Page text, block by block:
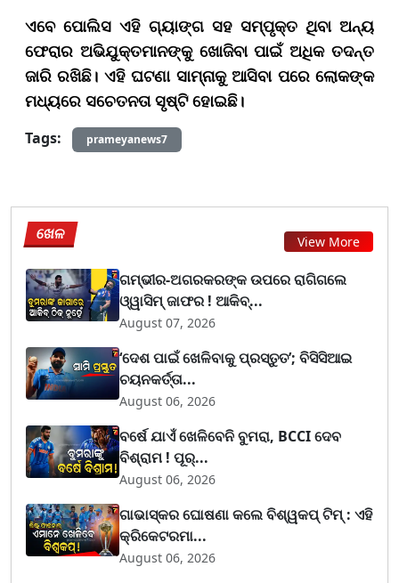
ଏବେ ପୋଲିସ ଏହି ଗ୍ୟାଙ୍ଗ ସହ ସମ୍ପୃକ୍ତ ଥିବା ଅନ୍ୟ
ଫେରାର ଅଭିଯୁକ୍ତମାନଙ୍କୁ ଖୋଜିବା ପାଇଁ ଅଧିକ ତଦନ୍ତ
ଜାରି ରଖିଛି। ଏହି ଘଟଣା ସାମ୍ନାକୁ ଆସିବା ପରେ ଲୋକଙ୍କ
ମଧ୍ୟରେ ସଚେତନତା ସୃଷ୍ଟି ହୋଇଛି।
Tags: prameyanews7
ଖେଳ View More
ଗମ୍ଭୀର-ଅଗରକରଙ୍କ ଉପରେ ରାଗିଗଲେ
ଓ୍ୱାସିମ୍ ଜାଫର ! ଆକିବ୍...
August 07, 2026
‘ଦେଶ ପାଇଁ ଖେଳିବାକୁ ପ୍ରସ୍ତୁତ’; ବିସିସିଆଇ
ଚୟନକର୍ତ୍ତା...
August 06, 2026
ବର୍ଷେ ଯାଏଁ ଖେଳିବେନି ବୁମରା, BCCI ଦେବ
ବିଶ୍ରାମ ! ପୂର୍...
August 06, 2026
ଗାଭାସ୍କର ଘୋଷଣା କଲେ ବିଶ୍ୱକପ୍ ଟିମ୍ : ଏହି
କ୍ରିକେଟରମା...
August 06, 2026